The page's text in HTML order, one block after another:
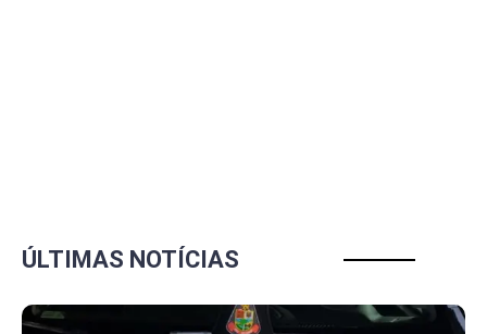
ÚLTIMAS NOTÍCIAS